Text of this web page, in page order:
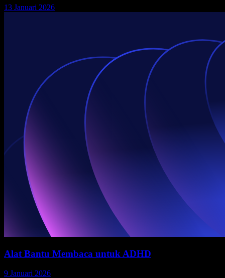
13 Januari 2026
Alat Bantu Membaca untuk ADHD
9 Januari 2026